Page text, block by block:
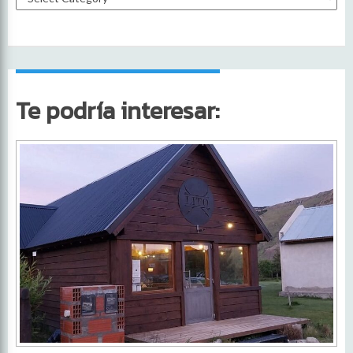
Te podría interesar: